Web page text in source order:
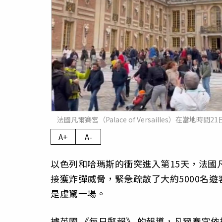
法國凡爾賽宮（Palace of Versailles）在當地時間21
A+ A-
以色列和哈瑪斯的衝突進入第15天，法
接獲炸彈威脅，緊急疏散了大約5000名
是虛驚一場。